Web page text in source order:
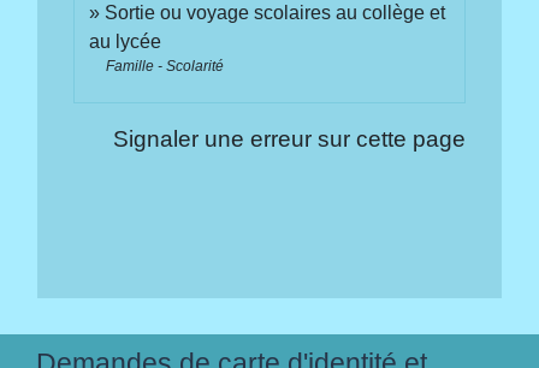
Sortie ou voyage scolaires au collège et
au lycée
Famille - Scolarité
Signaler une erreur sur cette page